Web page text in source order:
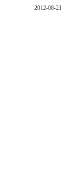
2012-08-21